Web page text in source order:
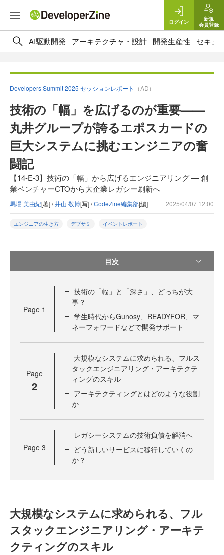
ログイン
新規
会員登録
AI駆動開発 アーキテクチャ・設計 開発生産性 セキュ
Developers Summit 2025 セッションレポート （AD）
技術の「幅」を広げるのが重要——
丸井グループが誇るエポスカードの
巨大システムに挑むエンジニアの奮
闘記
【14-E-3】技術の「幅」から広げるエンジニアリング — 創
業ベンチャーCTOから大企業レガシー刷新へ
馬場 美由紀[著] /井山 敬博[写] /CodeZine編集部[編] 2025/04/07 12:00
エンジニアの生き方 デブサミ イベントレポート
目次
Page 1
技術の「幅」と「深さ」、どっちが大
事？
学生時代からGunosy、READYFOR、マ
ネーフォワードなどで開発サポート
Page
2
大規模なシステムに求められる、フルス
タックエンジニアリング・アーキテクテ
ィングのスキル
アーキテクティングとはどのような役割
か
Page 3
レガシーシステムの技術負債を解消へ
どう新しいサービスに移行していくの
か？
大規模なシステムに求められる、フル
スタックエンジニアリング・アーキテ
クティングのスキル